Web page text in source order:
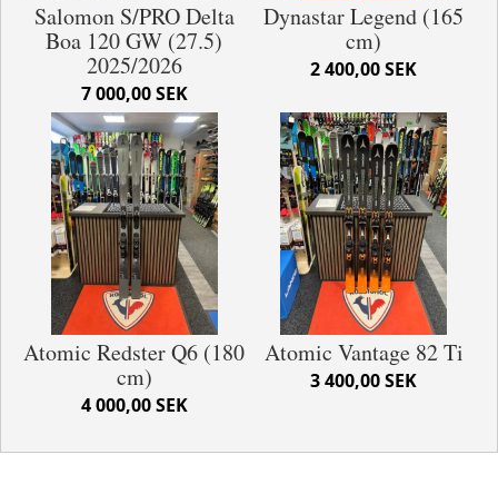
Salomon S/PRO Delta
Boa 120 GW (27.5)
2025/2026
7 000,00 SEK
Dynastar Legend (165
cm)
2 400,00 SEK
Atomic Redster Q6 (180
cm)
4 000,00 SEK
Atomic Vantage 82 Ti
3 400,00 SEK